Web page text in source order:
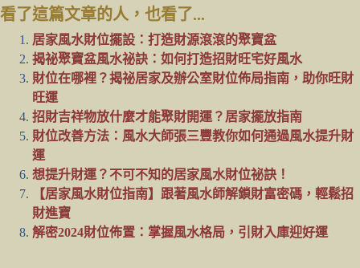
看了這篇文章的人，也看了...
居家風水財位擺設：打造財源滾滾的聚寶盆
揭祕聚寶盆風水祕訣：如何打造招財旺宅好風水
財位在哪裡？揭祕居家及辦公室財位佈局指南，助你旺財
旺運
招財吉祥物放什麼才能聚財開運？居家擺放指南
財位改善方法：風水大師張三豐教你如何通過風水提升財
運
想提升財運？不可不知的居家風水財位祕訣！
【居家風水財位指南】跟著風水師解鎖財富密碼，輕鬆招
財進寶
解密2024財位佈置：掌握風水格局，引財入庫迎好運